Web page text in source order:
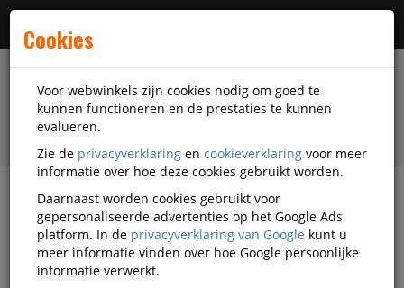
filter
Accessoires Kluizen
Brandkasten
Sentry Safe
OU13873-OU13187-M1
Cookies
Voor webwinkels zijn cookies nodig om goed te
kunnen functioneren en de prestaties te kunnen
evalueren.
Zie de privacyverklaring en cookieverklaring voor meer
informatie over hoe deze cookies gebruikt worden.
Daarnaast worden cookies gebruikt voor
gepersonaliseerde advertenties op het Google Ads
platform. In de privacyverklaring van Google kunt u
meer informatie vinden over hoe Google persoonlijke
informatie verwerkt.